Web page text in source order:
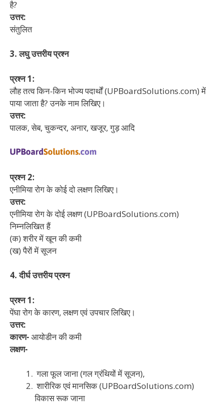
है?
उत्तर:
संतुलित
3. लघु उत्तरीय प्रश्न
प्रश्न 1:
लौह तत्व किन-किन भोज्य पदार्थों (UPBoardSolutions.com) में
पाया जाता है? उनके नाम लिखिए।
उत्तर:
पालक, सेब, चुकन्दर, अनार, खजूर, गुड़ आदि
प्रश्न 2:
एनीमिया रोग के कोई दो लक्षण लिखिए।
उत्तर:
एनीमिया रोग के दोई लक्षण (UPBoardSolutions.com)
निम्नलिखित हैं
(क) शरीर में खून की कमी
(ख) पैरों में सूजन
4. दीर्घ उत्तरीय प्रश्न
प्रश्न 1:
पेंघा रोग के कारण, लक्षण एवं उपचार लिखिए।
उत्तर:
कारण- आयोडीन की कमी
लक्षण-
गला फूल जाना (गल ग्रंथियों में सूजन),
शारीरिक एवं मानसिक (UPBoardSolutions.com)
विकास रूक जाना